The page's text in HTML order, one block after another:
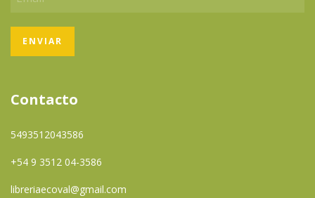
Contacto
5493512043586
+54 9 3512 04-3586
libreriaecoval@gmail.com